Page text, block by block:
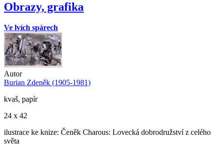
Obrazy, grafika
Ve lvích spárech
Autor
Burian Zdeněk (1905-1981)
kvaš, papír
24 x 42
ilustrace ke knize: Čeněk Charous: Lovecká dobrodružství z celého
světa